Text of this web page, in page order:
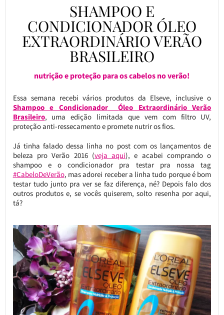
SHAMPOO E
CONDICIONADOR ÓLEO
EXTRAORDINÁRIO VERÃO
BRASILEIRO
nutrição e proteção para os cabelos no verão!
Essa semana recebi vários produtos da Elseve, inclusive o
Shampoo e Condicionador
Óleo Extraordinário Verão
Brasileiro, uma edição limitada que vem com filtro UV,
proteção anti-ressecamento e promete nutrir os fios.
Já tinha falado dessa linha no post com os lançamentos de
beleza pro Verão 2016 (veja aqui), e acabei comprando o
shampoo e o condicionador pra testar pra nossa tag
#CabeloDeVerão, mas adorei receber a linha tudo porque é bom
testar tudo junto pra ver se faz diferença, né? Depois falo dos
outros produtos e, se vocês quiserem, solto resenha por aqui,
tá?